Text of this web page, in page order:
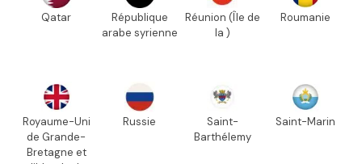
Qatar
République
arabe syrienne
Réunion (Île de
la )
Roumanie
Royaume-Uni
de Grande-
Bretagne et
Russie
Saint-
Barthélemy
Saint-Marin